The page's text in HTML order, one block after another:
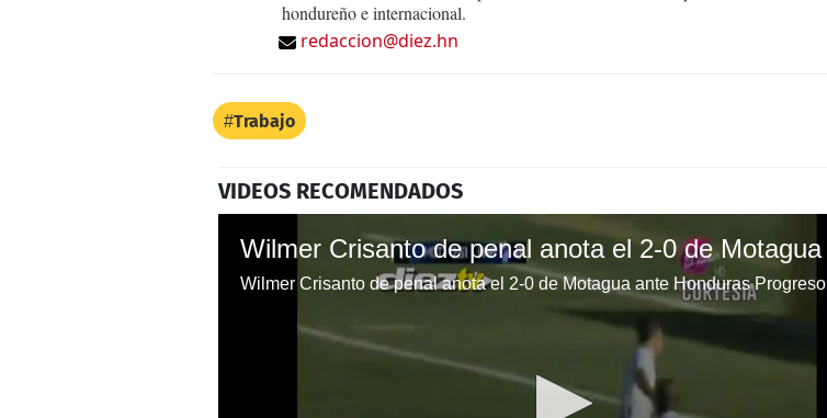
hondureño e internacional.
redaccion@diez.hn
Trabajo
VIDEOS RECOMENDADOS
Wilmer Crisanto de penal anota el 2-0 de Motagua ante Honduras Progreso